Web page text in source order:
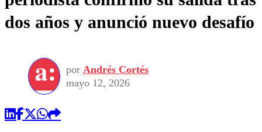
dos años y anunció nuevo desafío
por Andrés Cortés
mayo 12, 2026